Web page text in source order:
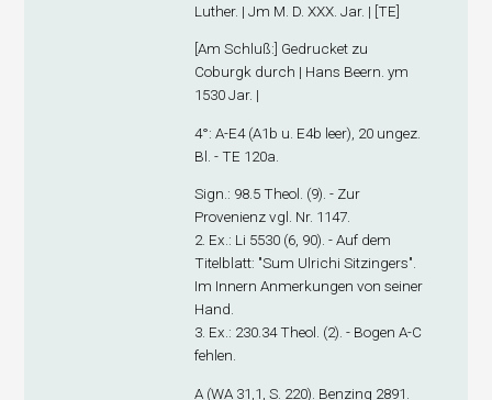
Luther. | Jm M. D. XXX. Jar. | [TE]
[Am Schluß:] Gedrucket zu
Coburgk durch | Hans Beern. ym
1530 Jar. |
4°: A-E4(A1b u. E4b leer), 20 ungez.
Bl. - TE 120a.
Sign.: 98.5 Theol. (9). - Zur
Provenienz vgl. Nr. 1147.
2. Ex.: Li 5530 (6, 90). - Auf dem
Titelblatt: "Sum Ulrichi Sitzingers".
Im Innern Anmerkungen von seiner
Hand.
3. Ex.: 230.34 Theol. (2). - Bogen A-C
fehlen.
A (WA 31,1, S. 220). Benzing 2891.